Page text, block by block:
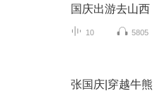
国庆出游去山西
10 5805
张国庆|穿越牛熊